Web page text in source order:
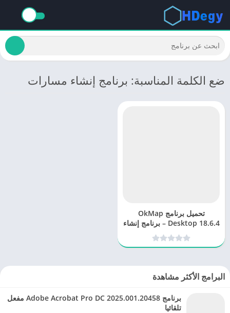
ضع الكلمة المناسبة: برنامج إنشاء مسارات
تحميل برنامج OkMap
Desktop 18.6.4 – برنامج إنشاء
خرائط GPS احترافي
البرامج الأكثر مشاهدة
برنامج Adobe Acrobat Pro DC 2025.001.20458 مفعل
تلقائيا